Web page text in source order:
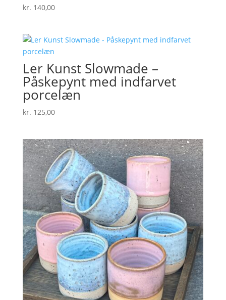
kr. 140,00
Ler Kunst Slowmade –
Påskepynt med indfarvet
porcelæn
kr. 125,00